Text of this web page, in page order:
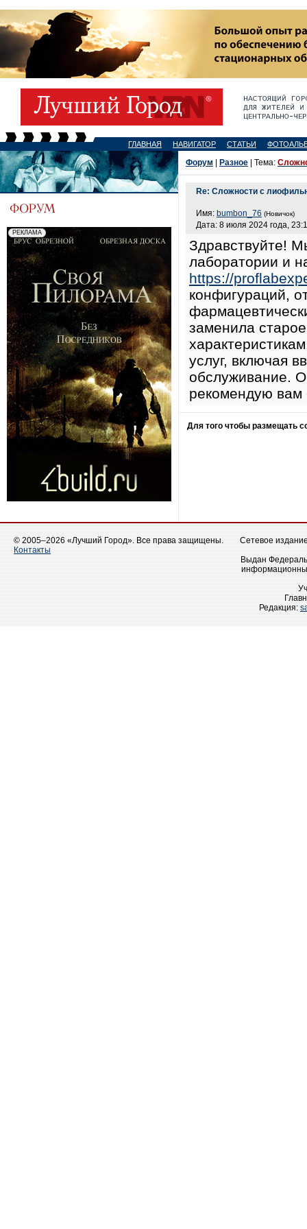
ГЛАВНАЯ НАВИГАТОР СТАТЬИ
Форум Разное | Тема:
Re: Сложности с
Имя: bumbon_76 (Новичок)
Дата: 8 июля 2024 года,
Здравствуйте!
лаборатории и
https://
конфигураций,
заменила
услуг, включая
обслуживание.
рекомендую вам
Для того чтобы размещать
© 2005–2026 «Лучший Город». Все права защищены.
Контакты
Сетевое
Выдан
Редакция: